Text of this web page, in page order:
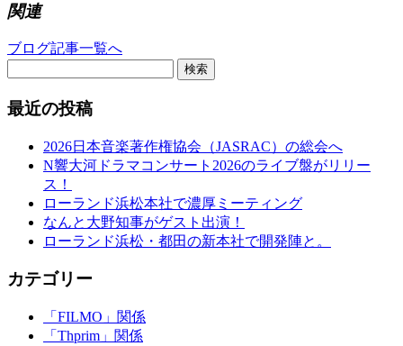
関連
ブログ記事一覧へ
検索
最近の投稿
2026日本音楽著作権協会（JASRAC）の総会へ
N響大河ドラマコンサート2026のライブ盤がリリー
ス！
ローランド浜松本社で濃厚ミーティング
なんと大野知事がゲスト出演！
ローランド浜松・都田の新本社で開発陣と。
カテゴリー
「FILMO」関係
「Thprim」関係